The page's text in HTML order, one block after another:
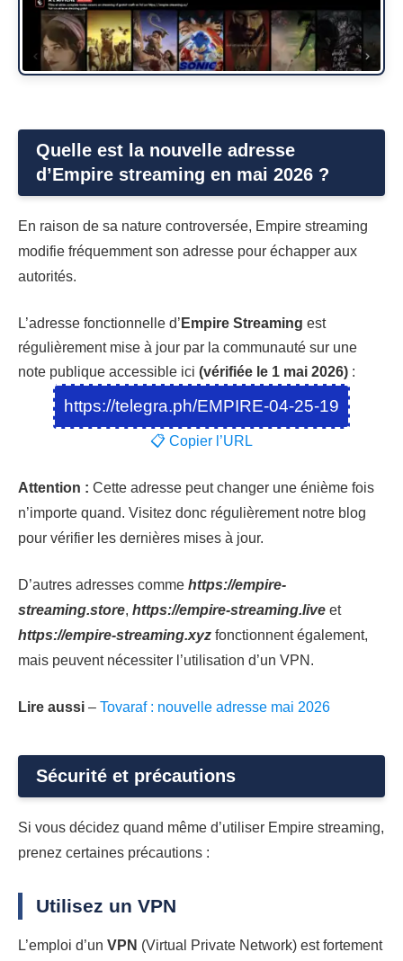
Quelle est la nouvelle adresse
d’Empire streaming en mai 2026 ?
En raison de sa nature controversée, Empire streaming
modifie fréquemment son adresse pour échapper aux
autorités.
L’adresse fonctionnelle d’ Empire Streaming est
régulièrement mise à jour par la communauté sur une
note publique accessible ici (vérifiée le 1 mai 2026) :
https://telegra.ph/EMPIRE-04-25-19
📋 Copier l’URL
Attention : Cette adresse peut changer une énième fois
n’importe quand. Visitez donc régulièrement notre blog
pour vérifier les dernières mises à jour.
D’autres adresses comme https://empire-
streaming.store, https://empire-streaming.live et
https://empire-streaming.xyz fonctionnent également,
mais peuvent nécessiter l’utilisation d’un VPN.
Lire aussi – Tovaraf : nouvelle adresse mai 2026
Sécurité et précautions
Si vous décidez quand même d’utiliser Empire streaming,
prenez certaines précautions :
Utilisez un VPN
L’emploi d’un VPN (Virtual Private Network) est fortement